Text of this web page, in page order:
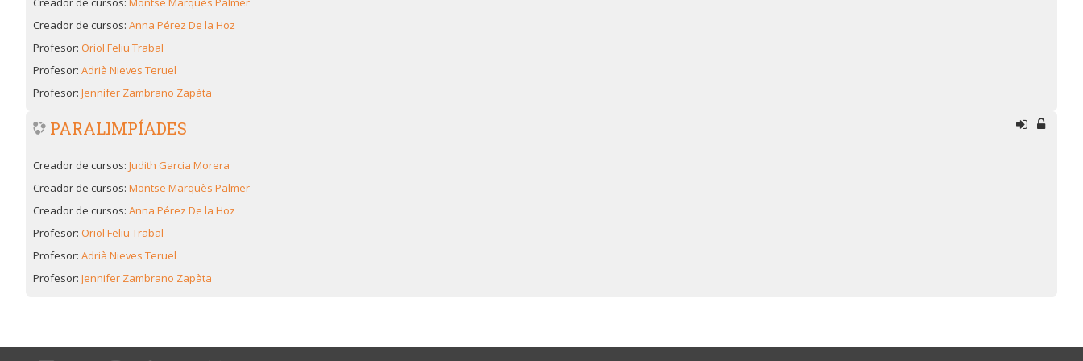
Creador de cursos:Anna Pérez De la Hoz
Profesor: Oriol Feliu Trabal
Profesor:Adrià Nieves Teruel
Profesor:Jennifer Zambrano Zapàta
PARALIMPÍADES
Creador de cursos:Judith Garcia Morera
Creador de cursos:Montse Marquès Palmer
Creador de cursos:Anna Pérez De la Hoz
Profesor: Oriol Feliu Trabal
Profesor:Adrià Nieves Teruel
Profesor:Jennifer Zambrano Zapàta